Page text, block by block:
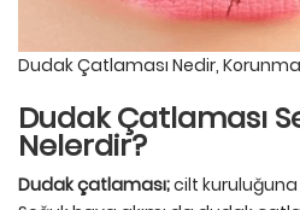
Dudak Çatlaması Nedir, Korunma
Dudak Çatlaması
Nelerdir?
Dudak çatlaması;cilt kuruluğuna